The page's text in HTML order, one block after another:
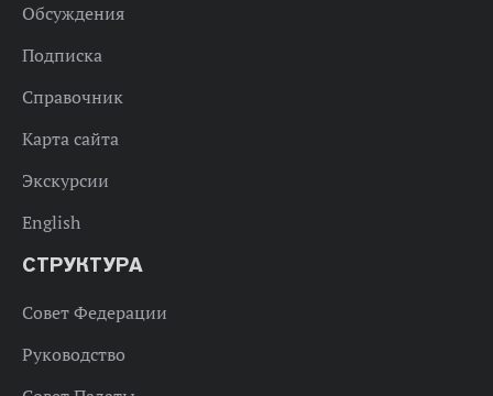
Обсуждения
Подписка
Справочник
Карта сайта
Экскурсии
English
СТРУКТУРА
Совет Федерации
Руководство